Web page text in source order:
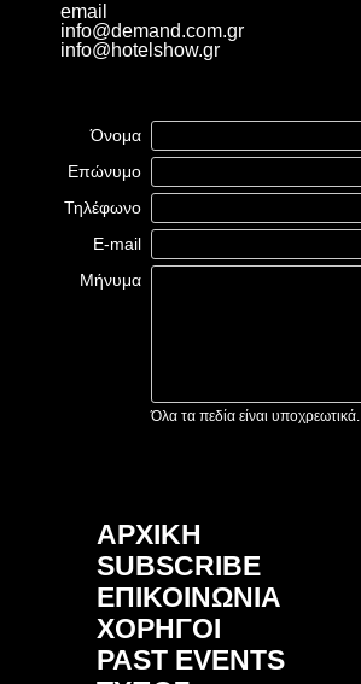
email
info@demand.com.gr
info@hotelshow.gr
Όνομα
Επώνυμο
Τηλέφωνο
E-mail
Μήνυμα
Όλα τα πεδία είναι υποχρεωτικά.
ΑΡΧΙΚΗ
SUBSCRIBE
ΕΠΙΚΟΙΝΩΝΙΑ
ΧΟΡΗΓΟΙ
PAST EVENTS